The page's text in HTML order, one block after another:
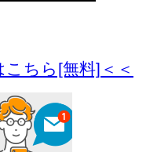
ちら[無料]＜＜